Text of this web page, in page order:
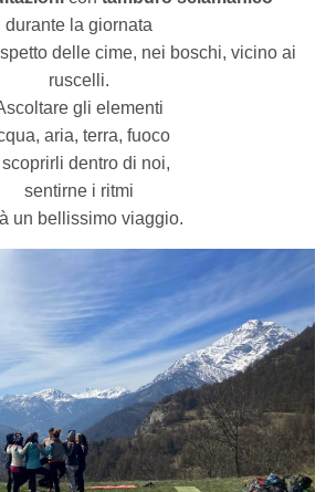
durante la giornata
delle cime, nei boschi, vicino ai
ruscelli.
gli elementi
aria, terra, fuoco
dentro di noi,
sentirne i ritmi
un bellissimo viaggio.